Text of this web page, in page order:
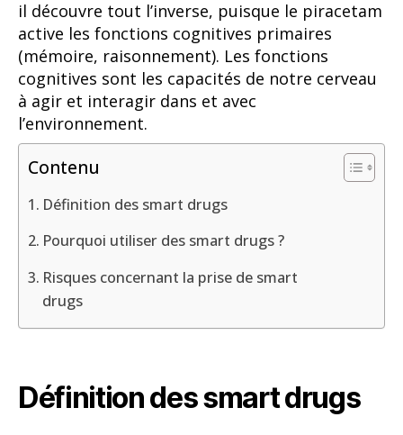
il découvre tout l’inverse, puisque le piracetam
active les fonctions cognitives primaires
(mémoire, raisonnement). Les fonctions
cognitives sont les capacités de notre cerveau
à agir et interagir dans et avec
l’environnement.
Contenu
Définition des smart drugs
Pourquoi utiliser des smart drugs ?
Risques concernant la prise de smart
drugs
Définition des smart drugs